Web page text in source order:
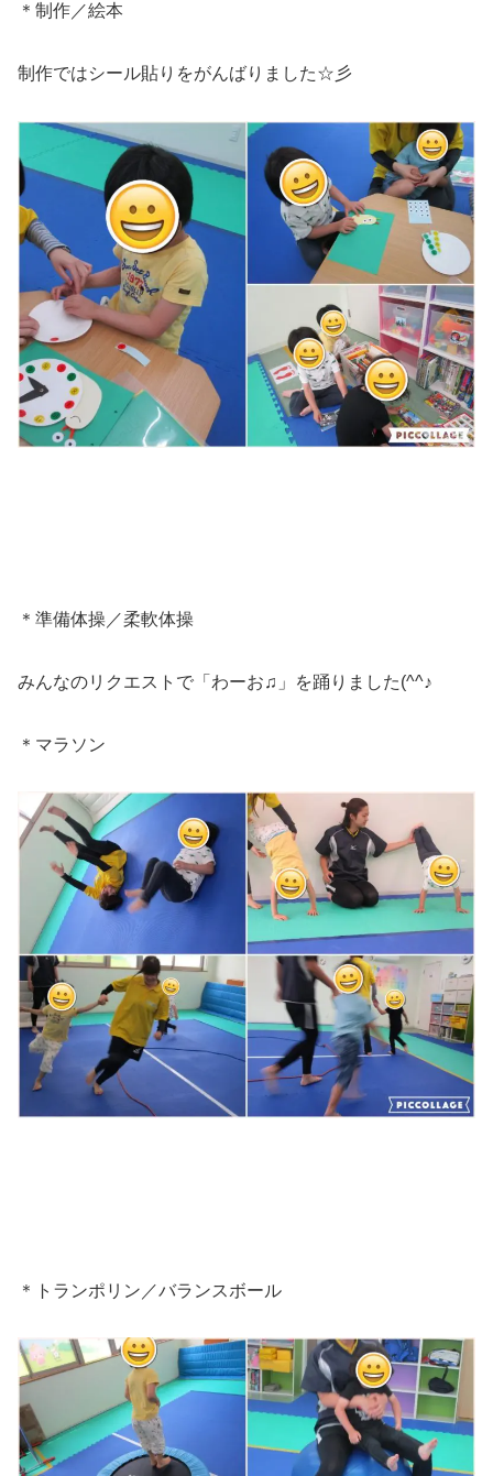
＊制作／絵本
制作ではシール貼りをがんばりました☆彡
＊準備体操／柔軟体操
みんなのリクエストで「わーお♫」を踊りました(^^♪
＊マラソン
＊トランポリン／バランスボール